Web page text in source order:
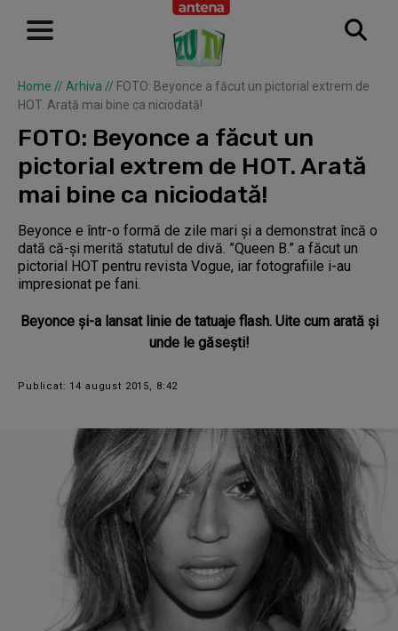
Home // Arhiva // FOTO: Beyonce a făcut un pictorial extrem de
HOT. Arată mai bine ca niciodată!
FOTO: Beyonce a făcut un
pictorial extrem de HOT. Arată
mai bine ca niciodată!
Beyonce e într-o formă de zile mari și a demonstrat încă o
dată că-și merită statutul de divă. ”Queen B.” a făcut un
pictorial HOT pentru revista Vogue, iar fotografiile i-au
impresionat pe fani.
Beyonce și-a lansat linie de tatuaje flash. Uite cum arată și
unde le găsești!
Publicat: 14 august 2015, 8:42